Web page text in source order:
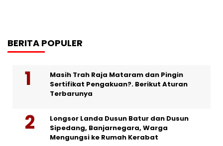
BERITA POPULER
Masih Trah Raja Mataram dan Pingin
Sertifikat Pengakuan?. Berikut Aturan
Terbarunya
Longsor Landa Dusun Batur dan Dusun
Sipedang, Banjarnegara, Warga
Mengungsi ke Rumah Kerabat